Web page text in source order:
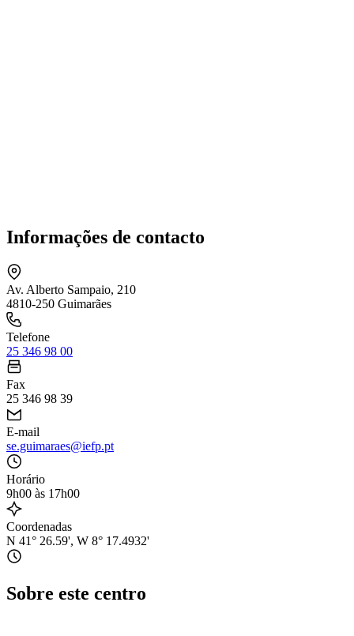
Informações de contacto
Av. Alberto Sampaio, 210
4810-250 Guimarães
Telefone
25 346 98 00
Fax
25 346 98 39
E-mail
se.guimaraes@iefp.pt
Horário
9h00 às 17h00
Coordenadas
N 41° 26.59', W 8° 17.4932'
Sobre este centro